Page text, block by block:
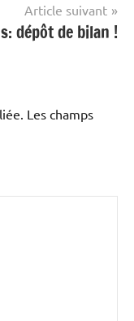
Article suivant
dépôt de bilan !
Les champs